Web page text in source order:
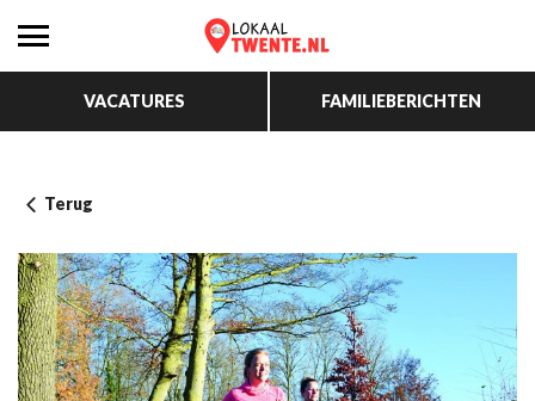
VACATURES FAMILIEBERICHTEN
Terug